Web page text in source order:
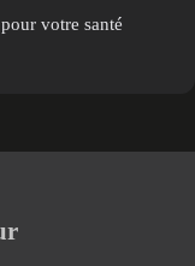
votre santé